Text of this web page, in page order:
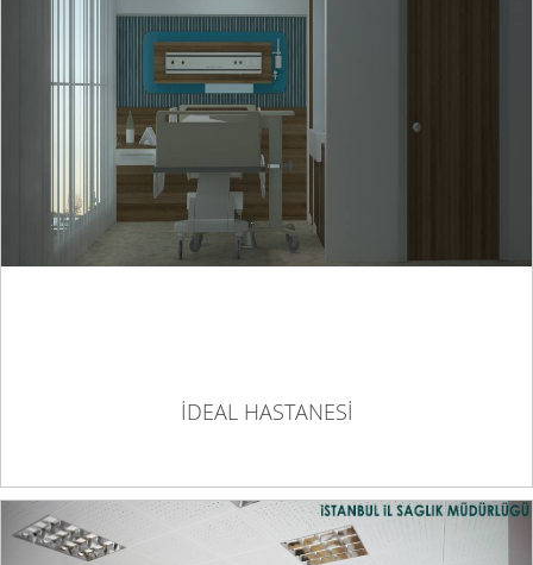
İDEAL HASTANESİ
İDEAL HASTANESİ